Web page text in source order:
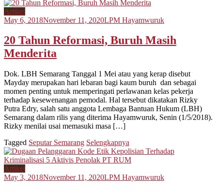
Artikel
May 6, 2018November 11, 2020LPM Hayamwuruk
20 Tahun Reformasi, Buruh Masih
Menderita
Dok. LBH Semarang Tanggal 1 Mei atau yang kerap disebut
Mayday merupakan hari lebaran bagi kaum buruh dan sebagai
momen penting untuk memperingati perlawanan kelas pekerja
terhadap kesewenangan pemodal. Hal tersebut dikatakan Rizky
Putra Edry, salah satu anggota Lembaga Bantuan Hukum (LBH)
Semarang dalam rilis yang diterima Hayamwuruk, Senin (1/5/2018).
Rizky menilai usai memasuki masa […]
Tagged Seputar Semarang Selengkapnya
Artikel
May 3, 2018November 11, 2020LPM Hayamwuruk